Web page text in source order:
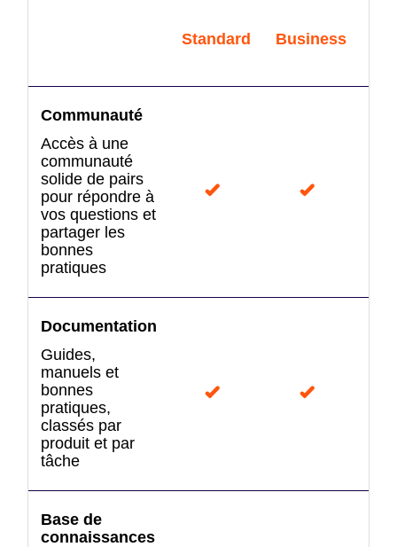
Standard Business
Communauté
Accès à une
communauté
solide de pairs
pour répondre à
vos questions et
partager les
bonnes
pratiques
Documentation
Guides,
manuels et
bonnes
pratiques,
classés par
produit et par
tâche
Base de
connaissances